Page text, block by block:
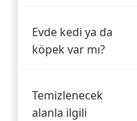
Evde kedi ya da
köpek var mı?
Temizlenecek
alanla ilgili